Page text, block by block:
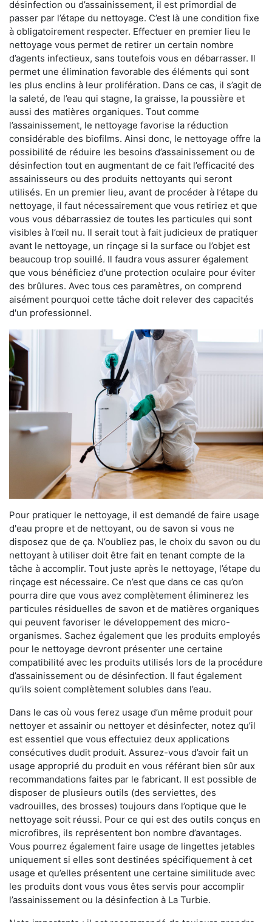
désinfection ou d’assainissement, il est primordial de
passer par l’étape du nettoyage. C’est là une condition fixe
à obligatoirement respecter. Effectuer en premier lieu le
nettoyage vous permet de retirer un certain nombre
d’agents infectieux, sans toutefois vous en débarrasser. Il
permet une élimination favorable des éléments qui sont
les plus enclins à leur prolifération. Dans ce cas, il s’agit de
la saleté, de l’eau qui stagne, la graisse, la poussière et
aussi des matières organiques. Tout comme
l’assainissement, le nettoyage favorise la réduction
considérable des biofilms. Ainsi donc, le nettoyage offre la
possibilité de réduire les besoins d’assainissement ou de
désinfection tout en augmentant de ce fait l’efficacité des
assainisseurs ou des produits nettoyants qui seront
utilisés. En un premier lieu, avant de procéder à l’étape du
nettoyage, il faut nécessairement que vous retiriez et que
vous vous débarrassiez de toutes les particules qui sont
visibles à l’œil nu. Il serait tout à fait judicieux de pratiquer
avant le nettoyage, un rinçage si la surface ou l’objet est
beaucoup trop souillé. Il faudra vous assurer également
que vous bénéficiez d'une protection oculaire pour éviter
des brûlures. Avec tous ces paramètres, on comprend
aisément pourquoi cette tâche doit relever des capacités
d'un professionnel.
Pour pratiquer le nettoyage, il est demandé de faire usage
d'eau propre et de nettoyant, ou de savon si vous ne
disposez que de ça. N’oubliez pas, le choix du savon ou du
nettoyant à utiliser doit être fait en tenant compte de la
tâche à accomplir. Tout juste après le nettoyage, l’étape du
rinçage est nécessaire. Ce n’est que dans ce cas qu’on
pourra dire que vous avez complètement éliminerez les
particules résiduelles de savon et de matières organiques
qui peuvent favoriser le développement des micro-
organismes. Sachez également que les produits employés
pour le nettoyage devront présenter une certaine
compatibilité avec les produits utilisés lors de la procédure
d’assainissement ou de désinfection. Il faut également
qu’ils soient complètement solubles dans l’eau.
Dans le cas où vous ferez usage d’un même produit pour
nettoyer et assainir ou nettoyer et désinfecter, notez qu’il
est essentiel que vous effectuiez deux applications
consécutives dudit produit. Assurez-vous d’avoir fait un
usage approprié du produit en vous référant bien sûr aux
recommandations faites par le fabricant. Il est possible de
disposer de plusieurs outils (des serviettes, des
vadrouilles, des brosses) toujours dans l’optique que le
nettoyage soit réussi. Pour ce qui est des outils conçus en
microfibres, ils représentent bon nombre d’avantages.
Vous pourrez également faire usage de lingettes jetables
uniquement si elles sont destinées spécifiquement à cet
usage et qu’elles présentent une certaine similitude avec
les produits dont vous vous êtes servis pour accomplir
l’assainissement ou la désinfection à La Turbie.